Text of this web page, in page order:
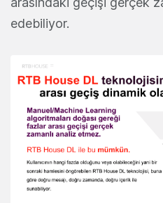
edebiliyor.